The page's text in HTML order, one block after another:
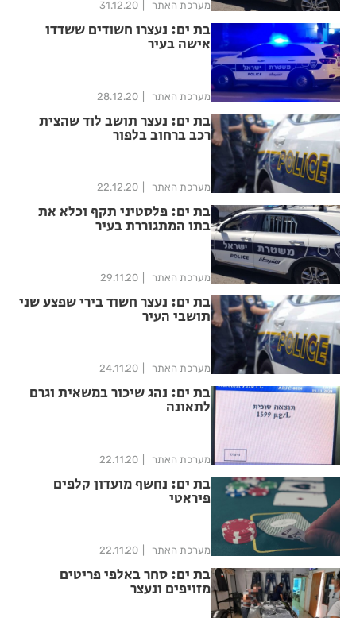
מערכת האתר 31.12.20
בת ים: נעצרו חשודים ששדדו
אישה בעיר
מערכת האתר 28.12.20
בת ים: נעצר תושב לוד שהצית
רכב ברחוב בלפור
מערכת האתר 22.12.20
בת ים: פלסטיני תקף וכלא את
בתו המתגוררת בעיר
מערכת האתר 29.11.20
בת ים: נעצר חשוד בירי שפצע שני
תושבי העיר
מערכת האתר 24.11.20
בת ים: נהג שיכור במשאית וגרם
לתאונה
מערכת האתר 22.11.20
בת ים: נחשף מועדון קלפים
פיראטי
מערכת האתר 22.11.20
בת ים: סחר באלפי פריטים
מזויפים ונעצר